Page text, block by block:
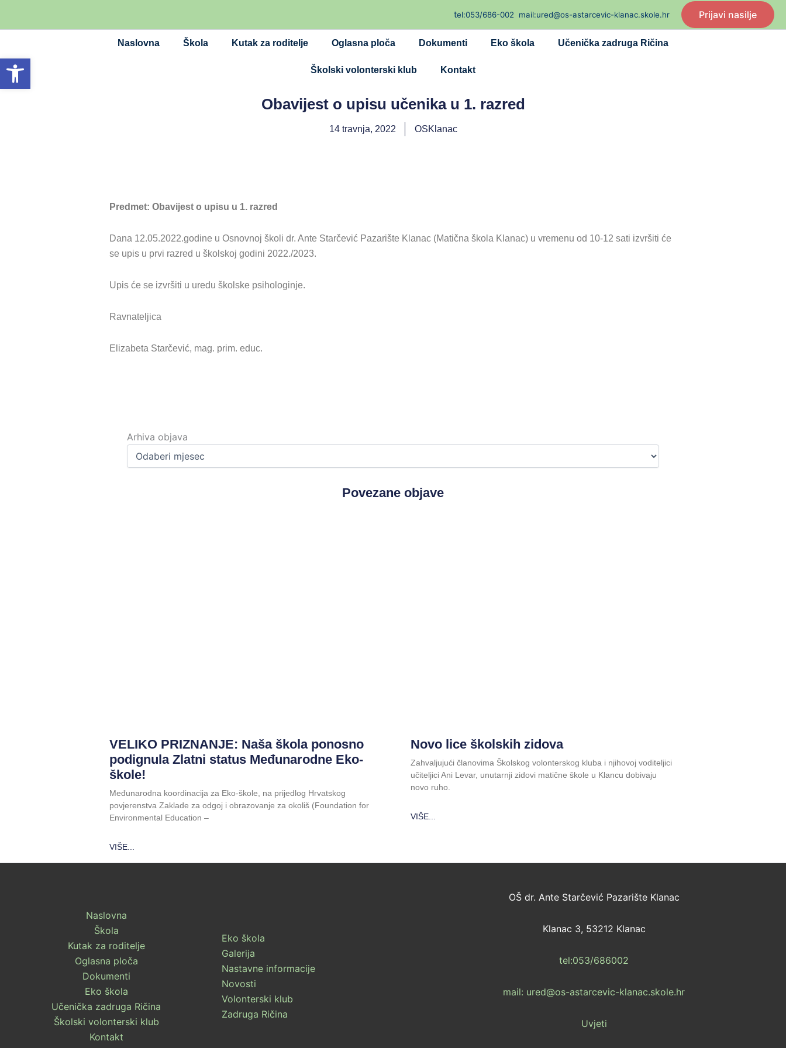
Open toolbar
tel:053/686-002 mail:ured@os-astarcevic-klanac.skole.hr Prijavi nasilje
Naslovna Škola Kutak za roditelje Oglasna ploča Dokumenti Eko škola Učenička zadruga Ričina
Školski volonterski klub Kontakt
Obavijest o upisu učenika u 1. razred
14 travnja, 2022 OSKlanac
Predmet: Obavijest o upisu u 1. razred
Dana 12.05.2022.godine u Osnovnoj školi dr. Ante Starčević Pazarište Klanac (Matična škola Klanac) u vremenu od 10-12 sati izvršiti će
se upis u prvi razred u školskoj godini 2022./2023.
Upis će se izvršiti u uredu školske psihologinje.
Ravnateljica
Elizabeta Starčević, mag. prim. educ.
Arhiva objava
Povezane objave
VELIKO PRIZNANJE: Naša škola ponosno
podignula Zlatni status Međunarodne Eko-
škole!
Međunarodna koordinacija za Eko-škole, na prijedlog Hrvatskog
povjerenstva Zaklade za odgoj i obrazovanje za okoliš (Foundation for
Environmental Education –
VIŠE...
Novo lice školskih zidova
Zahvaljujući članovima Školskog volonterskog kluba i njihovoj voditeljici
učiteljici Ani Levar, unutarnji zidovi matične škole u Klancu dobivaju
novo ruho.
VIŠE...
Naslovna
Škola
Kutak za roditelje
Oglasna ploča
Dokumenti
Eko škola
Učenička zadruga Ričina
Školski volonterski klub
Kontakt
Eko škola
Galerija
Nastavne informacije
Novosti
Volonterski klub
Zadruga Ričina
OŠ dr. Ante Starčević Pazarište Klanac
Klanac 3, 53212 Klanac
tel:053/686002
mail: ured@os-astarcevic-klanac.skole.hr
Uvjeti